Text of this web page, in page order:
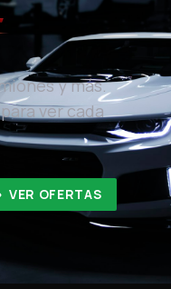
y más.
ver cada
VER OFERTAS